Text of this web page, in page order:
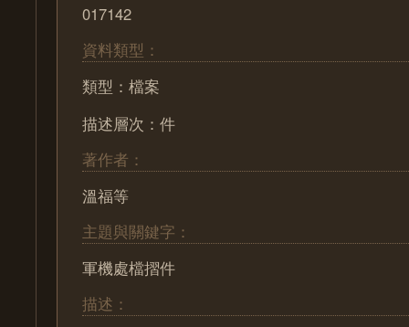
017142
資料類型：
類型：檔案
描述層次：件
著作者：
溫福等
主題與關鍵字：
軍機處檔摺件
描述：